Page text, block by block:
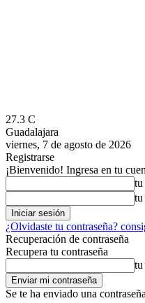
27.3 C
Guadalajara
viernes, 7 de agosto de 2026
Registrarse
¡Bienvenido! Ingresa en tu
tu
tu
¿Olvidaste tu contraseña?
Recuperación de contraseña
Recupera tu contraseña
tu
Se te ha enviado una